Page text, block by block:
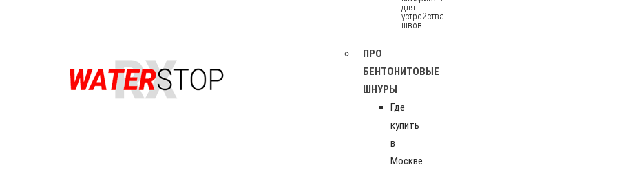
для
устройства
швов
ПРО
БЕНТОНИТОВЫЕ
ШНУРЫ
Где
купить
в
Москве